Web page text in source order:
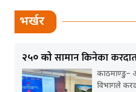
भर्खर
२५० कोसामान किनेका
काठमाण्डु–
विभागले